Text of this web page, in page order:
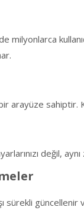
milyonlarca
bir arayüze
değil,
sürekli güncellenir